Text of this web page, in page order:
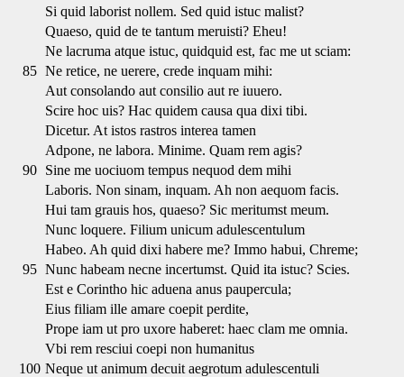
Si quid laborist nollem. Sed quid istuc malist?
Quaeso, quid de te tantum meruisti? Eheu!
Ne lacruma atque istuc, quidquid est, fac me ut sciam:
85 Ne retice, ne uerere, crede inquam mihi:
Aut consolando aut consilio aut re iuuero.
Scire hoc uis? Hac quidem causa qua dixi tibi.
Dicetur. At istos rastros interea tamen
Adpone, ne labora. Minime. Quam rem agis?
90
Sine me uociuom tempus nequod dem mihi
Laboris. Non sinam, inquam. Ah non aequom facis.
Hui tam grauis hos, quaeso? Sic meritumst meum.
Nunc loquere. Filium unicum adulescentulum
Habeo. Ah quid dixi habere me? Immo habui, Chreme;
95 Nunc habeam necne incertumst. Quid ita istuc? Scies.
Est e Corintho hic aduena anus paupercula;
Eius filiam ille amare coepit perdite,
Prope iam ut pro uxore haberet: haec clam me omnia.
Vbi rem resciui coepi non humanitus
100 Neque ut animum decuit aegrotum adulescentuli